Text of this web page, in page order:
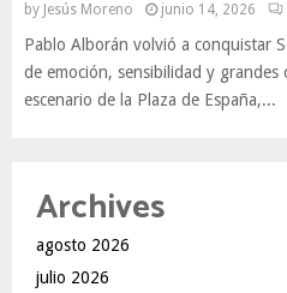
by Jesús Moreno junio 14, 2026
Pablo Alborán volvió a conquistar
de emoción, sensibilidad y grandes
escenario de la Plaza de España,...
Archives
agosto 2026
julio 2026